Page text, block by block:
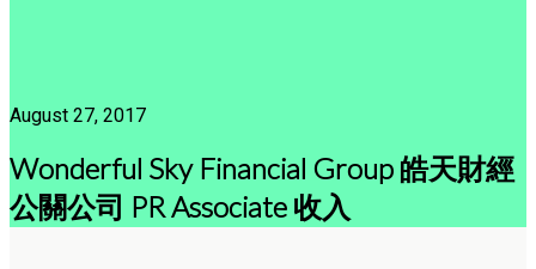
August 27, 2017
Wonderful Sky Financial Group 皓天財經
公關公司 PR Associate 收入